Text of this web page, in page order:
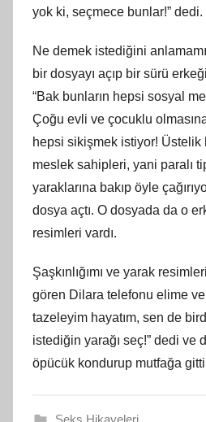
yok ki, seçmece bunlar!” dedi.
Ne demek istediğini
bir dosyayı açıp bir sürü
“Bak bunların hepsi sosyal
Çoğu evli ve çocuklu
hepsi sikişmek istiyor!
meslek sahipleri, yani paralı
yaraklarına bakıp öyle
dosya açtı. O dosyada da o
resimleri vardı.
Şaşkınlığımı ve yarak
gören Dilara telefonu elime
tazeleyim hayatım, sen de
istediğin yarağı seç!” dedi ve
öpücük kondurup mutfağa gitti
Seks Hikayeleri